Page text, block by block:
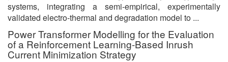
systems, integrating a semi-empirical, experimentally
validated electro-thermal and degradation model to ...
Power Transformer Modelling for the Evaluation
of a Reinforcement Learning-Based Inrush
Current Minimization Strategy